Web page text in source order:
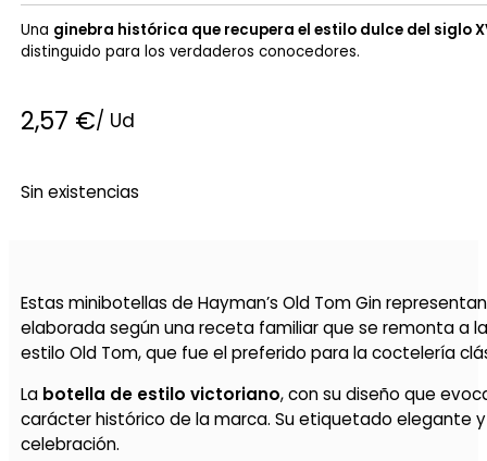
Una ginebra histórica que recupera el estilo dulce del siglo
distinguido para los verdaderos conocedores.
2,57 €/ Ud
Sin existencias
Estas minibotellas de Hayman’s Old Tom Gin
elaborada según una receta familiar que se remonta a
estilo Old Tom, que fue el preferido para la coctelería
La botella de estilo victoriano, con su diseño que
carácter histórico de la marca. Su etiquetado elegante
celebración.